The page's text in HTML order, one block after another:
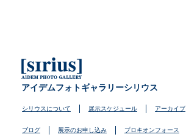
アイデムフォトギャラリーシリウス
シリウスについて 展示スケジュール アーカイブ
ブログ 展示のお申し込み プロキオンフォース